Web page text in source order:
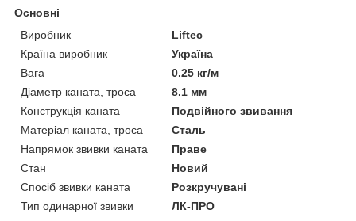
Основні
Виробник
Liftec
Країна виробник
Україна
Вага
0.25 кг/м
Діаметр каната, троса
8.1 мм
Конструкція каната
Подвійного звивання
Матеріал каната, троса
Сталь
Напрямок звивки каната
Праве
Стан
Новий
Спосіб звивки каната
Розкручувані
Тип одинарної звивки
ЛК-ПРО